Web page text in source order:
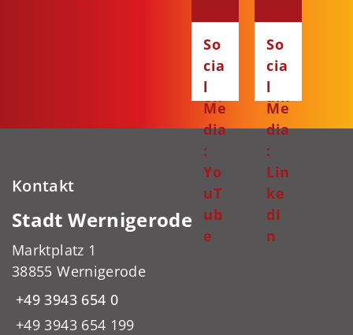
ce
bo
ok
ta
gr
am
So
cia
l
Me
dia
:
Yo
uT
ub
e
So
cia
l
Me
dia
:
Lin
ke
dI
n
Kontakt
Stadt Wernigerode
Marktplatz 1
38855 Wernigerode
+49 3943 654 0
+49 3943 654 199